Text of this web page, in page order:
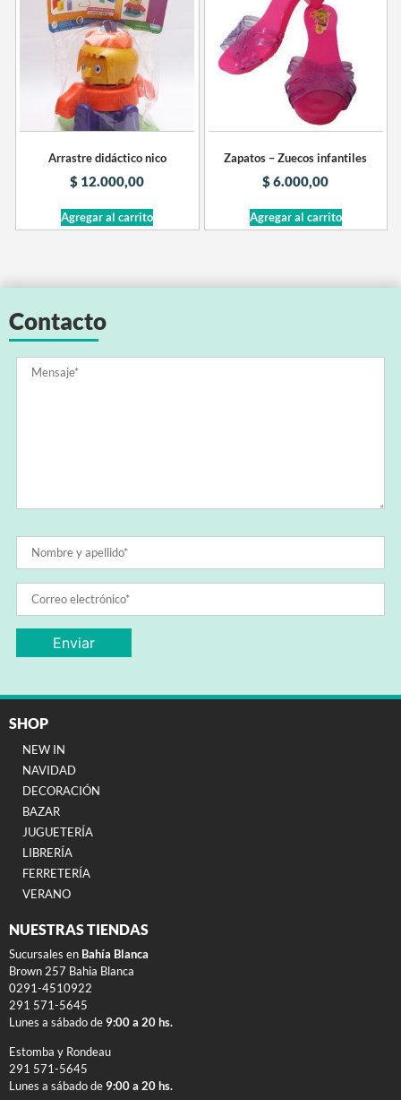
Arrastre didáctico nico
$ 12.000,00
Agregar al carrito
Zapatos – Zuecos infantiles
$6.000,00
Agregar al carrito
Contacto
SHOP
NEW IN
NAVIDAD
DECORACIÓN
BAZAR
JUGUETERÍA
LIBRERÍA
FERRETERÍA
VERANO
NUESTRAS TIENDAS
Sucursales en Bahía Blanca
Brown 257 Bahia Blanca
0291-4510922
291 571-5645
Lunes a sábado de 9:00 a 20 hs.
Estomba y Rondeau
291 571-5645
Lunes a sábado de 9:00 a 20 hs.